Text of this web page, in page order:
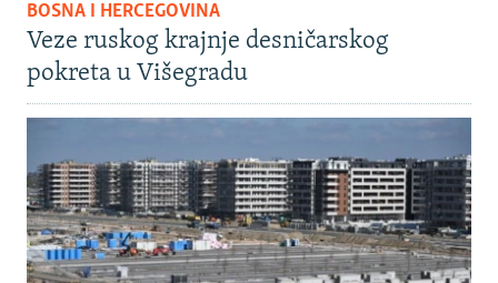
BOSNA I HERCEGOVINA
Veze ruskog krajnje desničarskog
pokreta u Višegradu